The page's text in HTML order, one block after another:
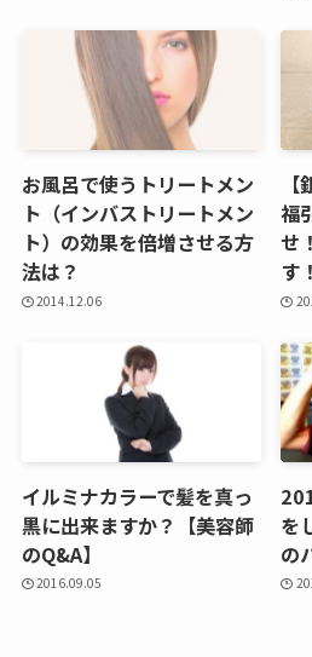
お風呂で使うトリートメン
ト（インバストリートメン
ト）の効果を倍増させる方
法は？
2014.12.06
福
せ
す
イルミナカラーで髪を真っ
黒に出来ますか？【美容師
のQ&A】
2016.09.05
を
の